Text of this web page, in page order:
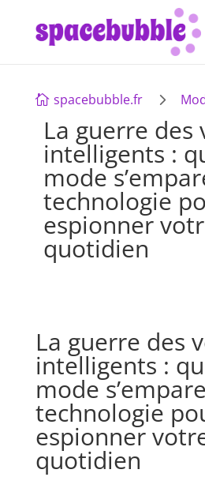
 spacebubble.fr 5
La guerre des
intelligents :
mode
technologie
espionner
quotidien
La guerre des
intelligents :
mode
technologie
espionner
quotidien